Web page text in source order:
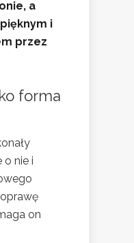
a
i
przez
forma
o nie i
on